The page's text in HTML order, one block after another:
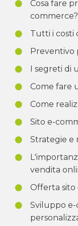
Cosa fare
commerce?
Tutti i costi
Preventivo
I segreti di
Come fare
Come
Sito e-
Strategie e
vendita
Offerta sito
Sviluppo